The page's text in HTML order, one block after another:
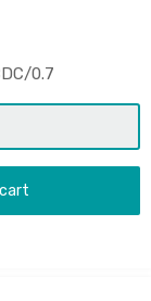
0.7